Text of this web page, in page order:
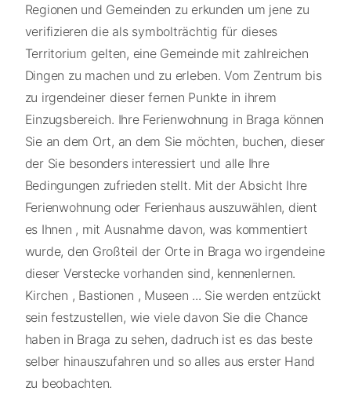
Regionen und Gemeinden zu erkunden um jene zu
verifizieren die als symbolträchtig für dieses
Territorium gelten, eine Gemeinde mit zahlreichen
Dingen zu machen und zu erleben. Vom Zentrum bis
zu irgendeiner dieser fernen Punkte in ihrem
Einzugsbereich. Ihre Ferienwohnung in Braga können
Sie an dem Ort, an dem Sie möchten, buchen, dieser
der Sie besonders interessiert und alle Ihre
Bedingungen zufrieden stellt. Mit der Absicht Ihre
Ferienwohnung oder Ferienhaus auszuwählen, dient
es Ihnen , mit Ausnahme davon, was kommentiert
wurde, den Großteil der Orte in Braga wo irgendeine
dieser Verstecke vorhanden sind, kennenlernen.
Kirchen , Bastionen , Museen ... Sie werden entzückt
sein festzustellen, wie viele davon Sie die Chance
haben in Braga zu sehen, dadruch ist es das beste
selber hinauszufahren und so alles aus erster Hand
zu beobachten.